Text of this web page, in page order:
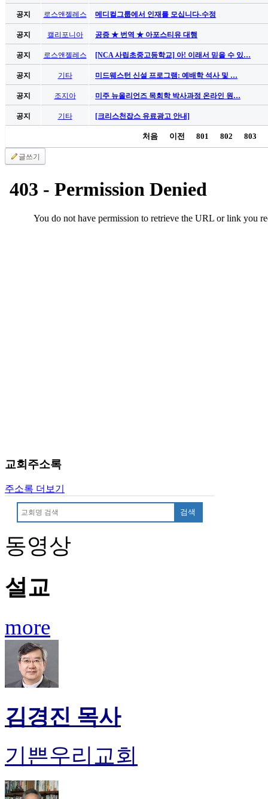
꼴
밍
넷
minky
합
장
입
발
기
부
약
임
중
절
리
아
신
노
제
이
무
료
공지 로스앤젤레스 메디컬그룹에서 인재를 모십니다-수정
공지 캘리포니아 공증 ★ 번역 ★ 아포스티유 대행
공지 로스앤젤레스 [NCA 사립초중고등학교] 아! 이래서 믿을 수 있…
공지 기타 미드웨스턴 신설 프로그램: 예배학 석사 및 …
공지 조지아 미주 뉴올리언즈 목회학 박사과정 온라인 원…
공지 기타 [크리스천잡스 유료광고 안내]
처음 이전 801 802 803
글쓰기
교회주소록
주소록 더보기
검색
동영상
설교
more
김경진 목사
기쁜우리교회